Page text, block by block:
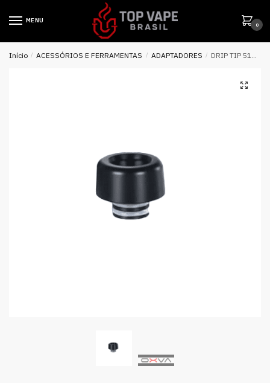
MENU
0
Início / ACESSÓRIOS E FERRAMENTAS / ADAPTADORES / DRIP TIP 510 PARA OXVA VELOCITY – OXVA